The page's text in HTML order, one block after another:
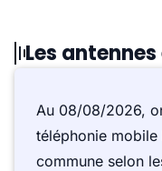
Les
Au 08/08/2026,
téléphonie
commune selon